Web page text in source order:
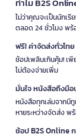
ไม่ว่าคุณจะเป็นนักเ
ตลอด 24 ชั่วโมง พร้
ฟรี! ค่าจัดส่งทั่วไท
ช้อปเพลินเกินคุ้ม! เ
ไม่ต้องจ่ายเพิ่ม
มั่นใจ หนังสือถึงมื
หนังสือทุกเล่มจากบี
หายระหว่างจัดส่ง
ช้อป B2S Online